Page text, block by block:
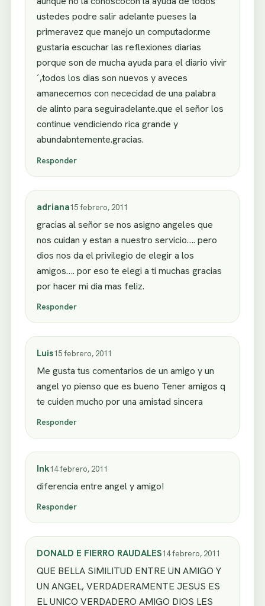
ustedes podre salir adelante pueses la
primeravez que manejo un computador.me
gustaria escuchar las reflexiones diarias
porque son de mucha ayuda para el diario vivir
´,todos los dias son nuevos y aveces
amanecemos con nececidad de una palabra
de alinto para seguiradelante.que el señor los
continue vendiciendo rica grande y
abundabntemente.gracias.
Responder
adriana15 febrero, 2011
gracias al señor se nos asigno angeles que
nos cuidan y estan a nuestro servicio…. pero
dios nos da el privilegio de elegir a los
amigos…. por eso te elegi a ti muchas gracias
por hacer mi dia mas feliz.
Responder
Luis15 febrero, 2011
Me gusta tus comentarios de un amigo y un
angel yo pienso que es bueno Tener amigos q
te cuiden mucho por una amistad sincera
Responder
Ink14 febrero, 2011
diferencia entre angel y amigo!
Responder
DONALD E FIERRO RAUDALES14 febrero, 2011
QUE BELLA SIMILITUD ENTRE UN AMIGO Y
UN ANGEL, VERDADERAMENTE JESUS ES
EL UNICO VERDADERO AMIGO DIOS LES